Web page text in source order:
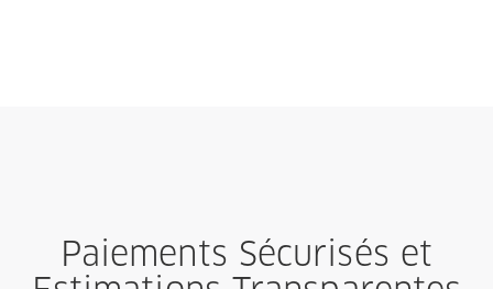
Paiements Sécurisés et